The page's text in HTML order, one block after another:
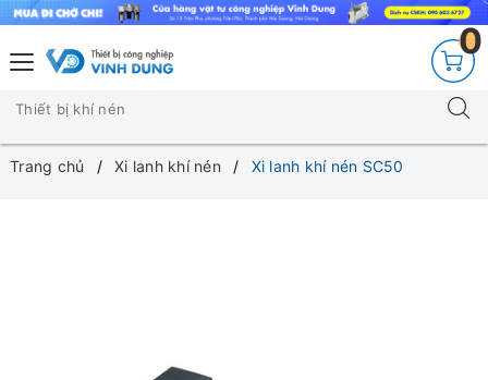
0
Trang chủ Xi lanh khí nén Xi lanh khí nén SC50